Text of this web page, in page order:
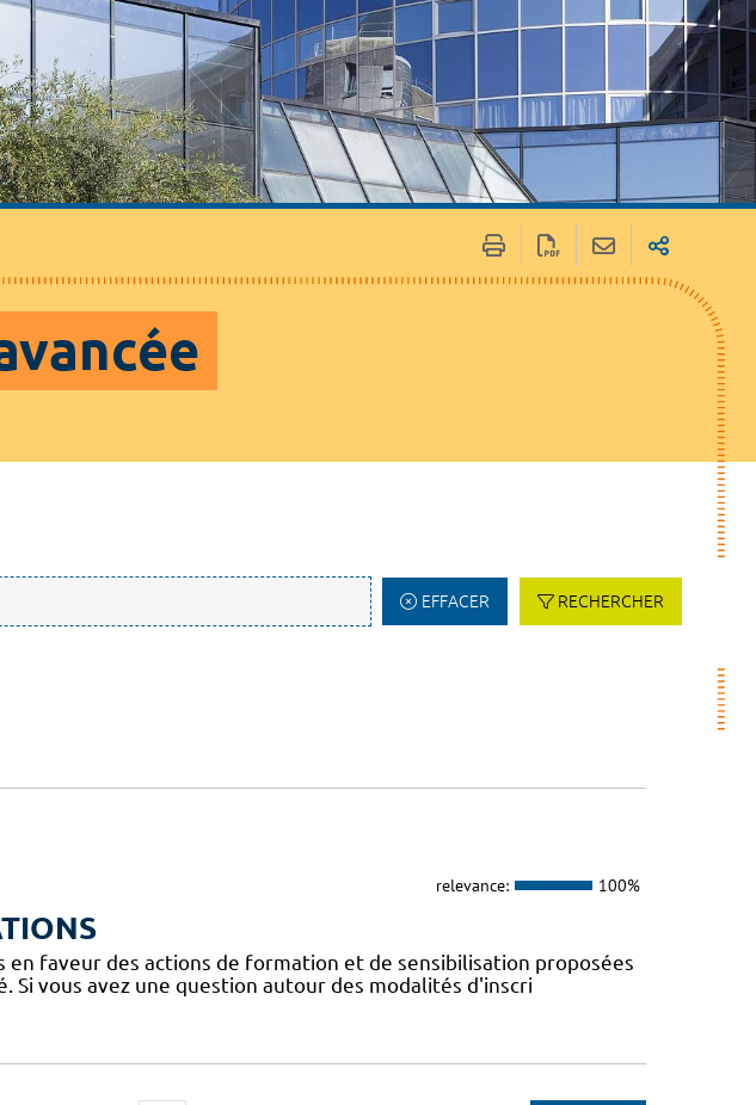
EFFACER RECHERCHER
relevance: 100%
en faveur des actions de formation et de sensibilisation proposées
Si vous avez une question autour des modalités d'inscri